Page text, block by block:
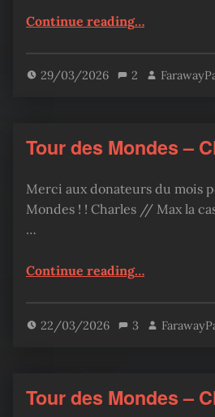
Continue reading“Tour des Mondes – Chapitre 410”
…
29/03/2026 2
Tour des Mondes –
Merci aux donateurs du mois
Mondes ! ! Charles // Max la
…
Continue reading“Tour des Mondes – Chapitre 409”
…
22/03/2026 3
Tour des Mondes –